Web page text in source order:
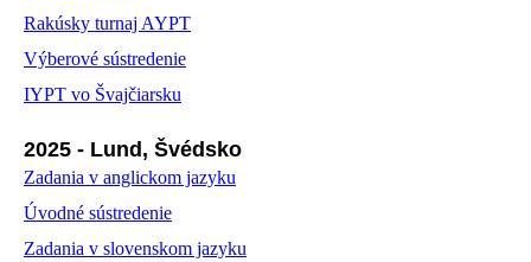
Rakúsky turnaj AYPT
Výberové sústredenie
IYPT vo Švajčiarsku
2025 - Lund, Švédsko
Zadania v anglickom jazyku
Úvodné sústredenie
Zadania v slovenskom jazyku